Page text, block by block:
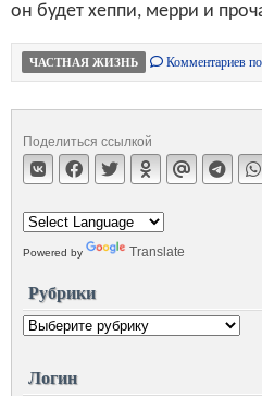
он будет хеппи, мерри и
ЧАСТНАЯ ЖИЗНЬ Комментариев
Поделиться ссылкой
Powered by Translate
Рубрики
Логин